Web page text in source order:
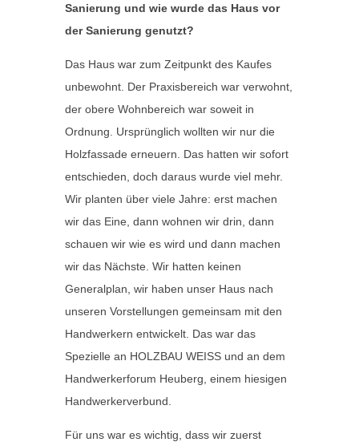
Sanierung und wie wurde das Haus vor
der Sanierung genutzt?
Das Haus war zum Zeitpunkt des Kaufes
unbewohnt. Der Praxisbereich war verwohnt,
der obere Wohnbereich war soweit in
Ordnung. Ursprünglich wollten wir nur die
Holzfassade erneuern. Das hatten wir sofort
entschieden, doch daraus wurde viel mehr.
Wir planten über viele Jahre: erst machen
wir das Eine, dann wohnen wir drin, dann
schauen wir wie es wird und dann machen
wir das Nächste. Wir hatten keinen
Generalplan, wir haben unser Haus nach
unseren Vorstellungen gemeinsam mit den
Handwerkern entwickelt. Das war das
Spezielle an HOLZBAU WEISS und an dem
Handwerkerforum Heuberg, einem hiesigen
Handwerkerverbund.
Für uns war es wichtig, dass wir zuerst